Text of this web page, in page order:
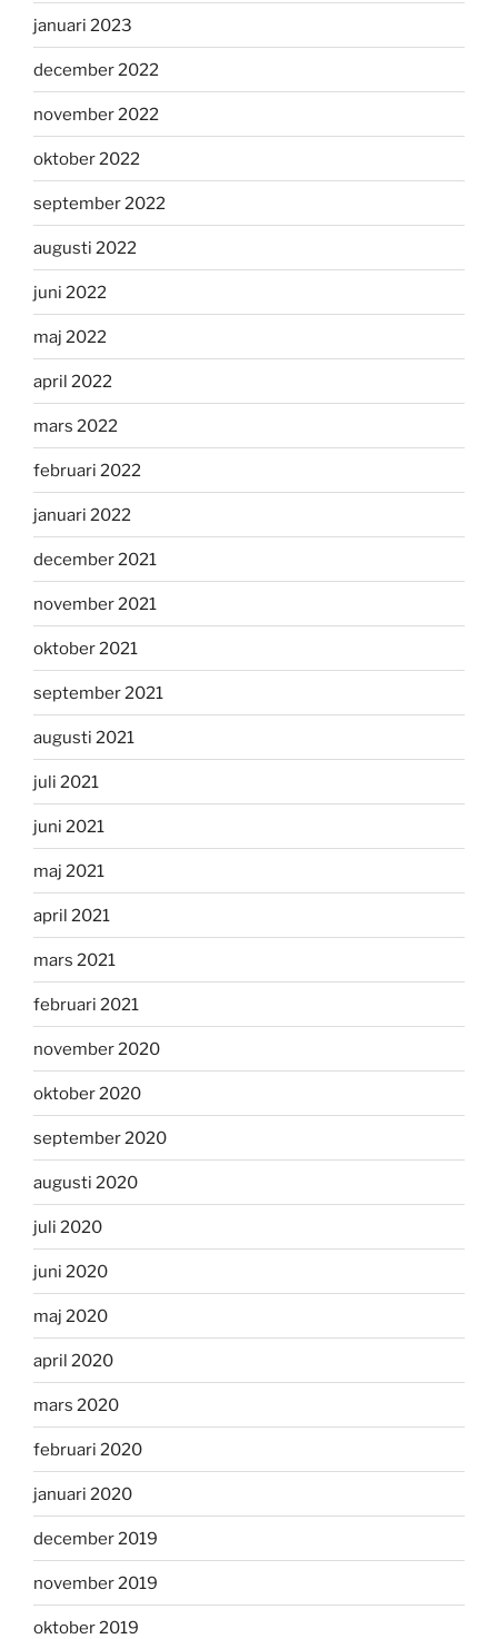
januari 2023
december 2022
november 2022
oktober 2022
september 2022
augusti 2022
juni 2022
maj 2022
april 2022
mars 2022
februari 2022
januari 2022
december 2021
november 2021
oktober 2021
september 2021
augusti 2021
juli 2021
juni 2021
maj 2021
april 2021
mars 2021
februari 2021
november 2020
oktober 2020
september 2020
augusti 2020
juli 2020
juni 2020
maj 2020
april 2020
mars 2020
februari 2020
januari 2020
december 2019
november 2019
oktober 2019